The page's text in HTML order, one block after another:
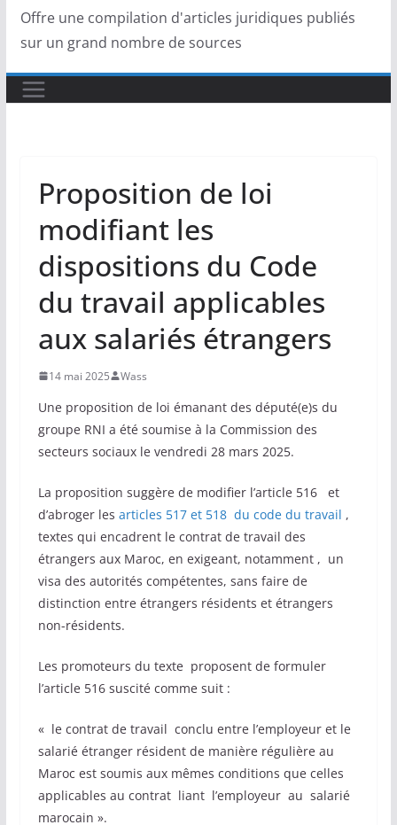
Offre une compilation d'articles juridiques publiés
sur un grand nombre de sources
Proposition de loi
modifiant les
dispositions du Code
du travail applicables
aux salariés étrangers
14 mai 2025 Wass
Une proposition de loi émanant des député(e)s du
groupe RNI a été soumise à la Commission des
secteurs sociaux le vendredi 28 mars 2025.
La proposition suggère de modifier l’article 516 et
d’abroger les articles 517 et 518 du code du travail ,
textes qui encadrent le contrat de travail des
étrangers aux Maroc, en exigeant, notamment , un
visa des autorités compétentes, sans faire de
distinction entre étrangers résidents et étrangers
non-résidents.
Les promoteurs du texte proposent de formuler
l’article 516 suscité comme suit :
« le contrat de travail conclu entre l’employeur et le
salarié étranger résident de manière régulière au
Maroc est soumis aux mêmes conditions que celles
applicables au contrat liant l’employeur au salarié
marocain ».